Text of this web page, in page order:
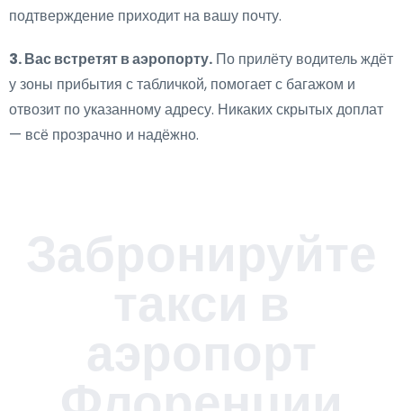
подтверждение приходит на вашу почту.
3. Вас встретят в аэропорту. По прилёту водитель ждёт
у зоны прибытия с табличкой, помогает с багажом и
отвозит по указанному адресу. Никаких скрытых доплат
— всё прозрачно и надёжно.